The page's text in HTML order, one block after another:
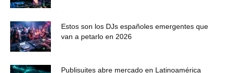
Estos son los DJs españoles emergentes que
van a petarlo en 2026
Publisuites abre mercado en Latinoamérica